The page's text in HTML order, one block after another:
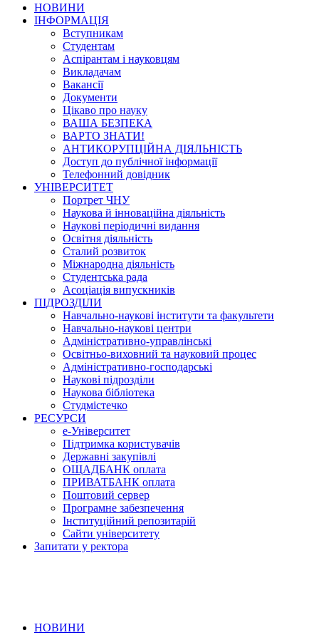
НОВИНИ
ІНФОРМАЦІЯ
Вступникам
Студентам
Аспірантам і науковцям
Викладачам
Вакансії
Документи
Цікаво про науку
ВАША БЕЗПЕКА
ВАРТО ЗНАТИ!
АНТИКОРУПЦІЙНА ДІЯЛЬНІСТЬ
Доступ до публічної інформації
Телефонний довідник
УНІВЕРСИТЕТ
Портрет ЧНУ
Наукова й інноваційна діяльність
Наукові періодичні видання
Освітня діяльність
Сталий розвиток
Міжнародна діяльність
Студентська рада
Асоціація випускників
ПІДРОЗДІЛИ
Навчально-наукові інститути та факультети
Навчально-наукові центри
Адміністративно-управлінські
Освітньо-виховний та науковий процес
Адміністративно-господарські
Наукові підрозділи
Наукова бібліотека
Студмістечко
РЕСУРСИ
е-Університет
Підтримка користувачів
Державні закупівлі
ОЩАДБАНК оплата
ПРИВАТБАНК оплата
Поштовий сервер
Програмне забезпечення
Інституційний репозитарій
Сайти університету
Запитати у ректора
НОВИНИ